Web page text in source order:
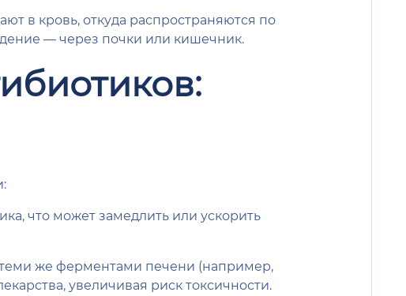
в кровь, откуда распространяются по
— через почки или кишечник.
что может замедлить или ускорить
же ферментами печени (например,
увеличивая риск токсичности.